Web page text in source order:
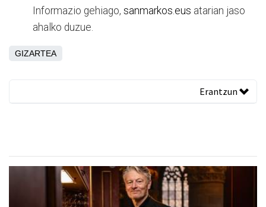
Informazio gehiago, sanmarkos.eus atarian jaso
ahalko duzue.
GIZARTEA
Erantzun